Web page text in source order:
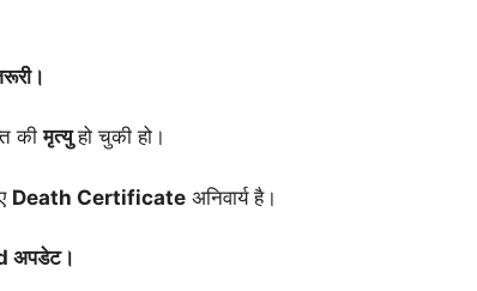
कीमृत्युहो चुकी हो।
Death Certificateअनिवार्य है।
अपडेट।